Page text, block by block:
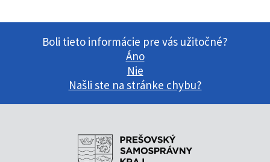
Boli tieto informácie pre vás užitočné?
Áno
Nie
Našli ste na stránke chybu?